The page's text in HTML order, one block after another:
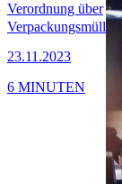
Verordnung über
Verpackungsmüll
23.11.2023
6 MINUTEN